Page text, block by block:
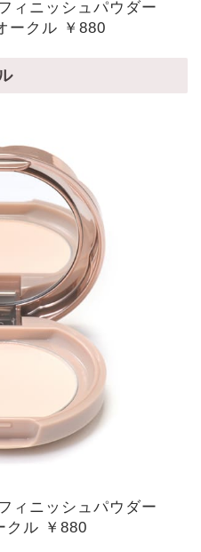
ィニッシュパウダー
ークル ￥880
ィニッシュパウダー
クル ￥880